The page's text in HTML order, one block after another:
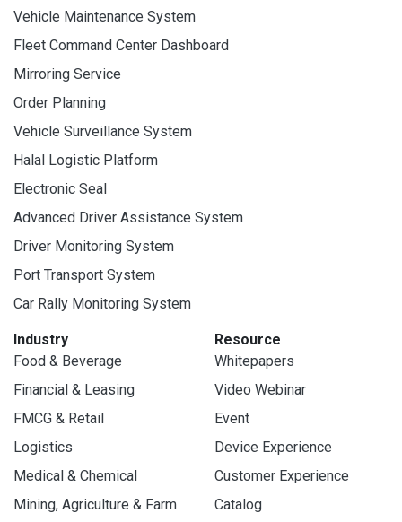
Vehicle Maintenance System
Fleet Command Center Dashboard
Mirroring Service
Order Planning
Vehicle Surveillance System
Halal Logistic Platform
Electronic Seal
Advanced Driver Assistance System
Driver Monitoring System
Port Transport System
Car Rally Monitoring System
Industry
Food & Beverage
Financial & Leasing
FMCG & Retail
Logistics
Medical & Chemical
Mining, Agriculture & Farm
Resource
Whitepapers
Video Webinar
Event
Device Experience
Customer Experience
Catalog